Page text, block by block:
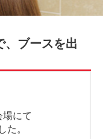
、ブースを出
場にて
た。